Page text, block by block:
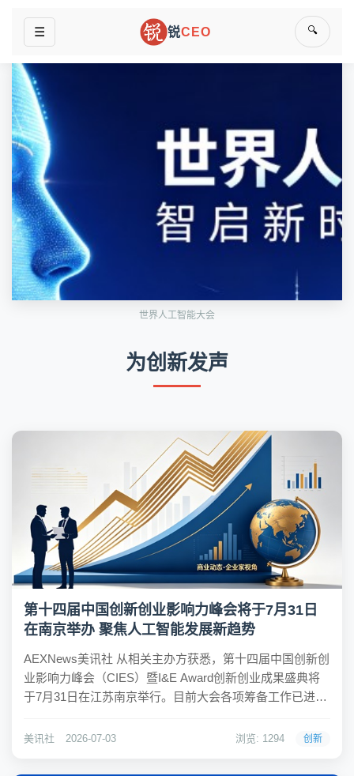
☰ 锐CEO 🔍
世界人工智能大会
为创新发声
第十四届中国创新创业影响力峰会将于7月31日
在南京举办 聚焦人工智能发展新趋势
AEXNews美讯社 从相关主办方获悉，第十四届中国创新创
业影响力峰会（CIES）暨I&E Award创新创业成果盛典将
于7月31日在江苏南京举行。目前大会各项筹备工作已进入
亮点。中国创新创业影响力峰会由希鸥网等机构发起，已
美讯社 2026-07-03 浏览: 1294 创新